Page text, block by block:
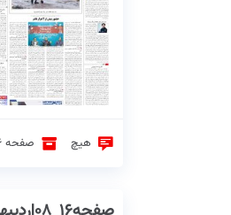
هیچ صفحه 16